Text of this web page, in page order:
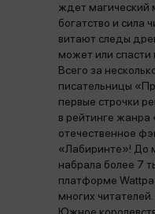
ждет магический
богатство и сила
витают следы
может или спасти
Всего за
писательницы
первые строчки
в рейтинге жанра
отечественное
«Лабиринте»! До
набрала более 7
платформе
многих читателей.